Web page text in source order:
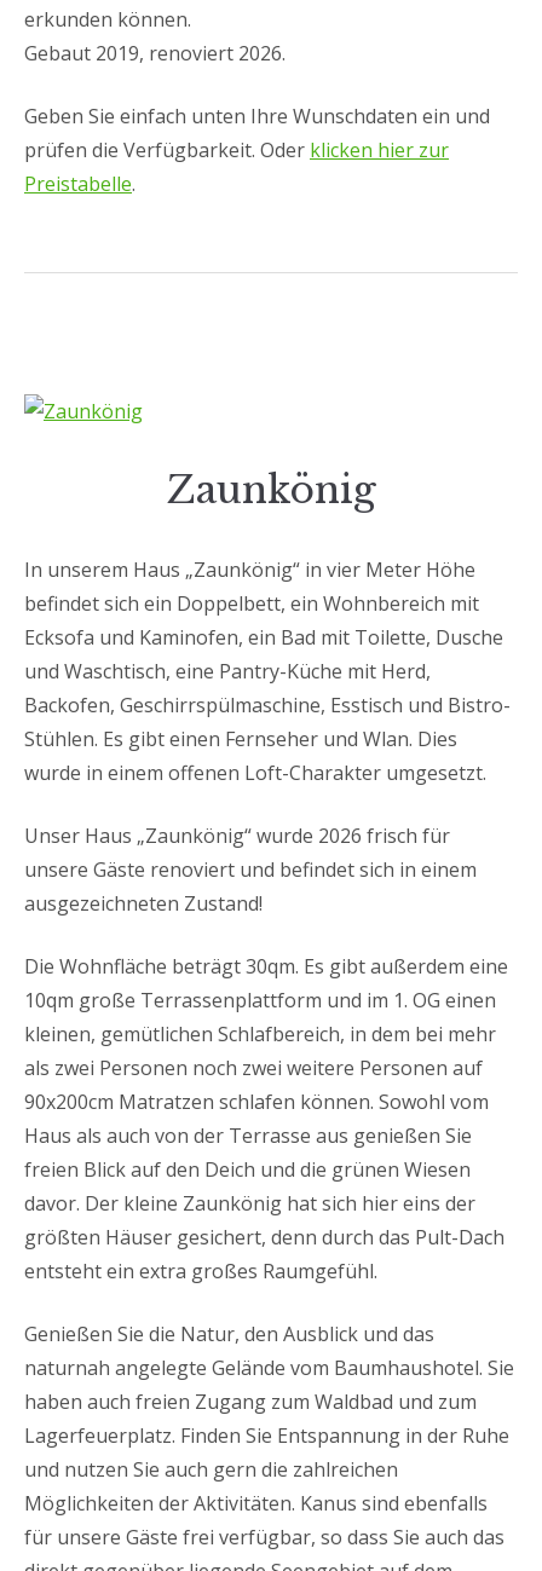
erkunden können.
Gebaut 2019, renoviert 2026.
Geben Sie einfach unten Ihre Wunschdaten ein und
prüfen die Verfügbarkeit. Oder klicken hier zur
Preistabelle.
Zaunkönig
In unserem Haus „Zaunkönig“ in vier Meter Höhe
befindet sich ein Doppelbett, ein Wohnbereich mit
Ecksofa und Kaminofen, ein Bad mit Toilette, Dusche
und Waschtisch, eine Pantry-Küche mit Herd,
Backofen, Geschirrspülmaschine, Esstisch und Bistro-
Stühlen. Es gibt einen Fernseher und Wlan. Dies
wurde in einem offenen Loft-Charakter umgesetzt.
Unser Haus „Zaunkönig“ wurde 2026 frisch für
unsere Gäste renoviert und befindet sich in einem
ausgezeichneten Zustand!
Die Wohnfläche beträgt 30qm. Es gibt außerdem eine
10qm große Terrassenplattform und im 1. OG einen
kleinen, gemütlichen Schlafbereich, in dem bei mehr
als zwei Personen noch zwei weitere Personen auf
90x200cm Matratzen schlafen können. Sowohl vom
Haus als auch von der Terrasse aus genießen Sie
freien Blick auf den Deich und die grünen Wiesen
davor. Der kleine Zaunkönig hat sich hier eins der
größten Häuser gesichert, denn durch das Pult-Dach
entsteht ein extra großes Raumgefühl.
Genießen Sie die Natur, den Ausblick und das
naturnah angelegte Gelände vom Baumhaushotel. Sie
haben auch freien Zugang zum Waldbad und zum
Lagerfeuerplatz. Finden Sie Entspannung in der Ruhe
und nutzen Sie auch gern die zahlreichen
Möglichkeiten der Aktivitäten. Kanus sind ebenfalls
für unsere Gäste frei verfügbar, so dass Sie auch das